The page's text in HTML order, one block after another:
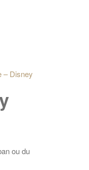
– Disney
ou du